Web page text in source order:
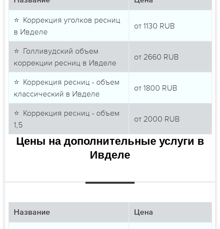
⭐ Коррекция уголков ресниц
в Ивделе
от 1130 RUB
⭐ Голливудский объем
коррекции ресниц в Ивделе
от 2660 RUB
⭐ Коррекция ресниц - объем
классический в Ивделе
от 1800 RUB
⭐ Коррекция ресниц - объем
1,5
от 2000 RUB
Цены на дополнительные услуги в
Ивделе
Название Цена